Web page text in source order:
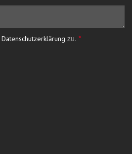
Datenschutzerklärung zu. *